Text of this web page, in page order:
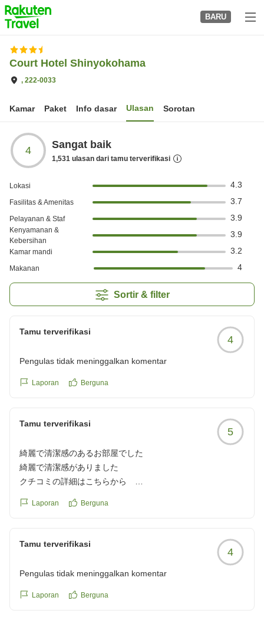
to
top
page
BARU
Court Hotel Shinyokohama
, 222-0033
Kamar Paket Info dasar Ulasan Sorotan
4 Sangat baik
1,531 ulasan dari tamu terverifikasi
Lokasi 4.3
Fasilitas & Amenitas 3.7
Pelayanan & Staf 3.9
Kenyamanan &
Kebersihan
3.9
Kamar mandi 3.2
Makanan 4
Sortir & filter
Tamu terverifikasi
4
Pengulas tidak meninggalkan komentar
Laporan Berguna
Tamu terverifikasi
5
綺麗で清潔感のあるお部屋でした
綺麗で清潔感がありました
クチコミの詳細はこちらから
reviewId=33123477550269
Laporan Berguna
Tamu terverifikasi
4
Pengulas tidak meninggalkan komentar
Laporan Berguna